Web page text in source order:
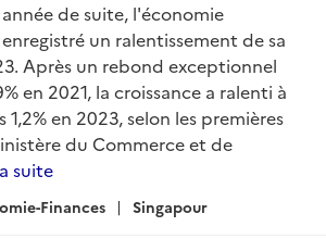
de suite, l'économie
un ralentissement de sa
Après un rebond exceptionnel
en 2021, la croissance a ralenti à
1,2% en 2023, selon les premières
du Commerce et de
suite
Finances Singapour